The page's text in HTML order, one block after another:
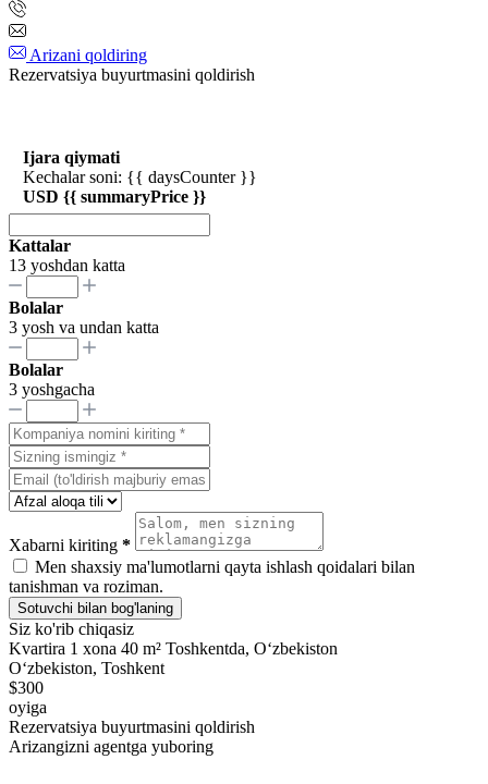
Arizani qoldiring
Rezervatsiya buyurtmasini qoldirish
Ijara qiymati
Kechalar soni: {{ daysCounter }}
USD {{ summaryPrice }}
Kattalar
13 yoshdan katta
Bolalar
3 yosh va undan katta
Bolalar
3 yoshgacha
Xabarni kiriting *
Men shaxsiy ma'lumotlarni qayta ishlash qoidalari bilan
tanishman va roziman.
Sotuvchi bilan bog'laning
Siz ko'rib chiqasiz
Kvartira 1 xona 40 m² Toshkentda, Oʻzbekiston
Oʻzbekiston, Toshkent
$300
oyiga
Rezervatsiya buyurtmasini qoldirish
Arizangizni agentga yuboring